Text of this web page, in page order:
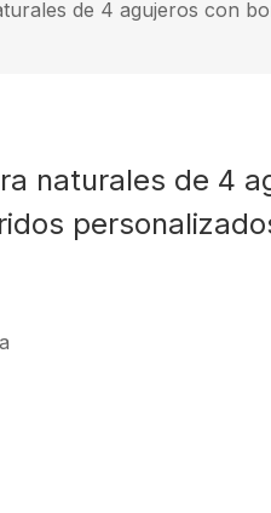
de 4 agujeros con
naturales de 4